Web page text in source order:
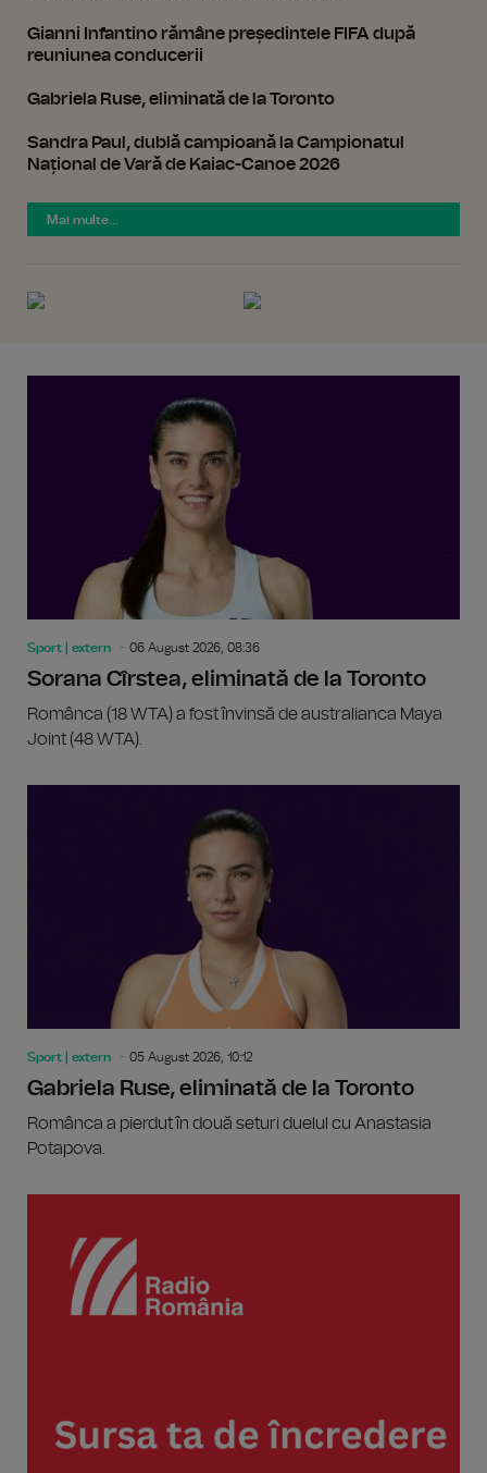
Gianni Infantino rămâne președintele FIFA după
reuniunea conducerii
Gabriela Ruse, eliminată de la Toronto
Sandra Paul, dublă campioană la Campionatul
Național de Vară de Kaiac-Canoe 2026
Mai multe...
Sport | extern 06 August 2026, 08:36
Sorana Cîrstea, eliminată de la Toronto
Românca (18 WTA) a fost învinsă de australianca Maya
Joint (48 WTA).
Sport | extern 05 August 2026, 10:12
Gabriela Ruse, eliminată de la Toronto
Românca a pierdut în două seturi duelul cu Anastasia
Potapova.